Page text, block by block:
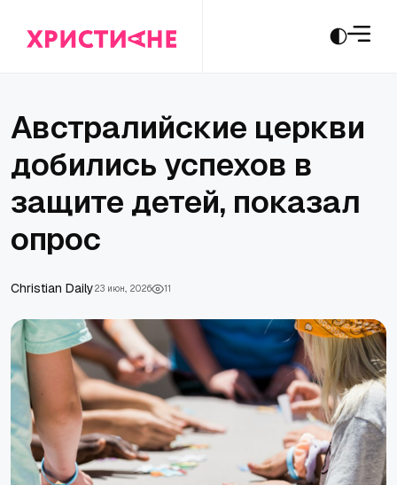
Австралийские церкви
добились успехов в
защите детей, показал
опрос
Christian Daily23 июн., 2026 11